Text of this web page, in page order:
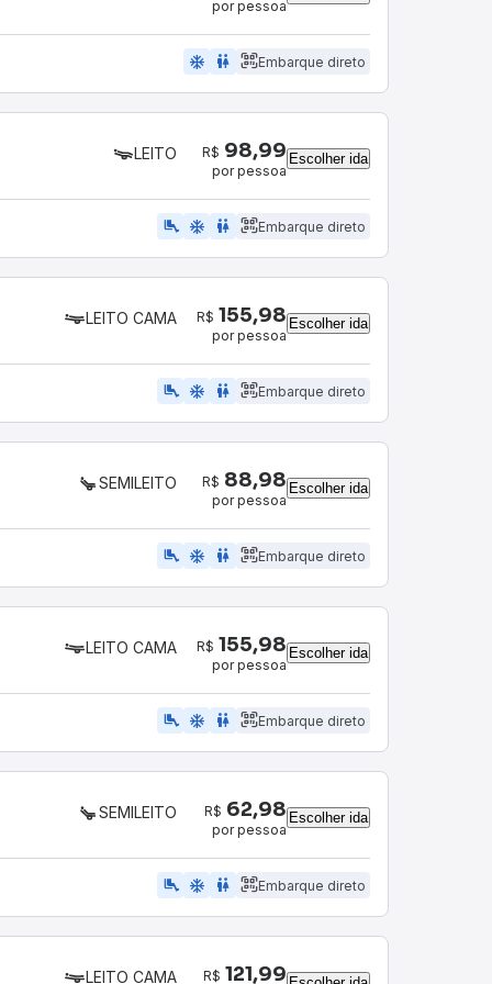
por pessoa
ac_unit wc Embarque direto
LEITO R$ 98,99
por pessoa
Escolher ida
airline_seat_legroom_extra ac_unit wc Embarque direto
LEITO CAMA R$ 155,98
por pessoa
Escolher ida
airline_seat_legroom_extra ac_unit wc Embarque direto
SEMILEITO R$ 88,98
por pessoa
Escolher ida
airline_seat_legroom_extra ac_unit WC Embarque direto
LEITO CAMA R$ 155,98
por pessoa
Escolher ida
airline_seat_legroom_extra ac_unit wc Embarque direto
SEMILEITO R$ 62,98
por pessoa
Escolher ida
airline_seat_legroom_extra ac_unit WC Embarque direto
LEITO CAMA R$ 121,99